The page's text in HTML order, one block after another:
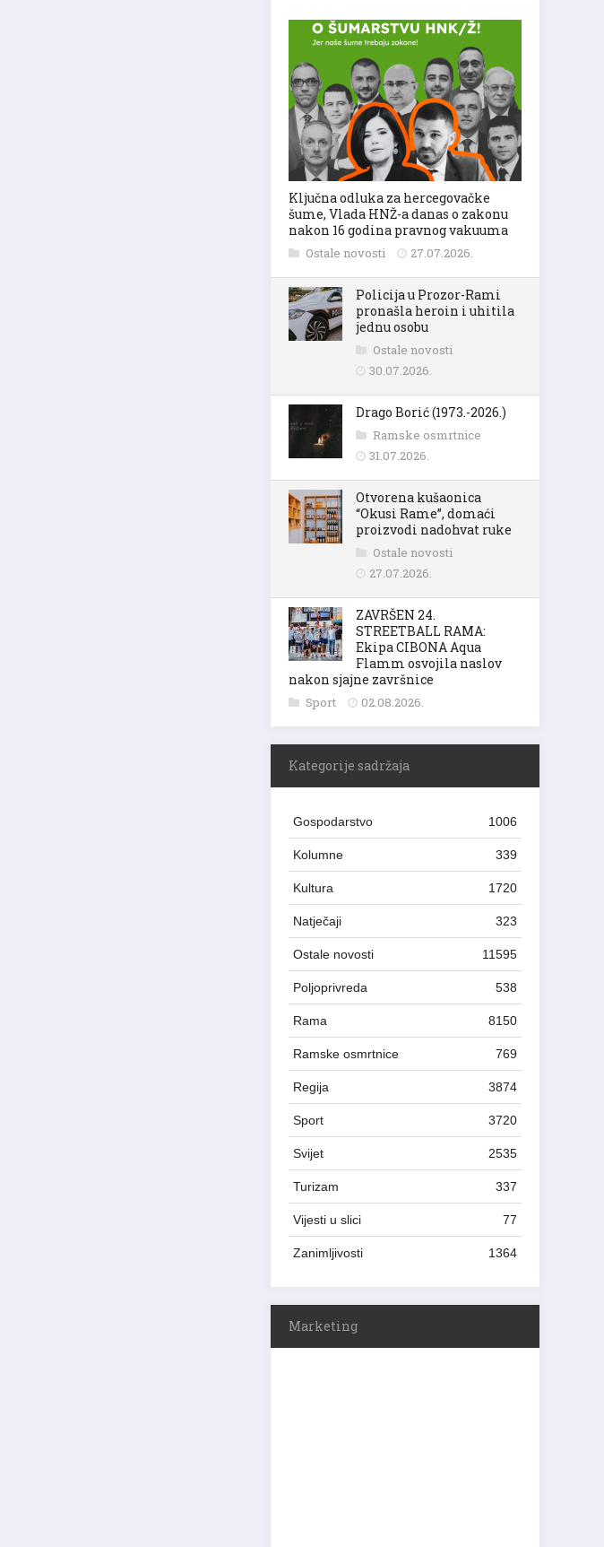
Ključna odluka za hercegovačke
šume, Vlada HNŽ-a danas o zakonu
nakon 16 godina pravnog vakuuma
Ostale novosti 27.07.2026.
Policija u Prozor-Rami
pronašla heroin i uhitila
jednu osobu
Ostale novosti
30.07.2026.
Drago Borić (1973.-2026.)
Ramske osmrtnice
31.07.2026.
Otvorena kušaonica
“Okusi Rame”, domaći
proizvodi nadohvat ruke
Ostale novosti
27.07.2026.
ZAVRŠEN 24.
STREETBALL RAMA:
Ekipa CIBONA Aqua
Flamm osvojila naslov
nakon sjajne završnice
Sport 02.08.2026.
Kategorije sadržaja
Gospodarstvo 1006
Kolumne 339
Kultura 1720
Natječaji 323
Ostale novosti 11595
Poljoprivreda 538
Rama 8150
Ramske osmrtnice 769
Regija 3874
Sport 3720
Svijet 2535
Turizam 337
Vijesti u slici 77
Zanimljivosti 1364
Marketing